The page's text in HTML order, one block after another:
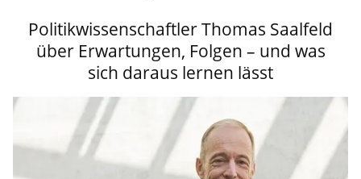
Politikwissenschaftler Thomas Saalfeld
über Erwartungen, Folgen – und was
sich daraus lernen lässt